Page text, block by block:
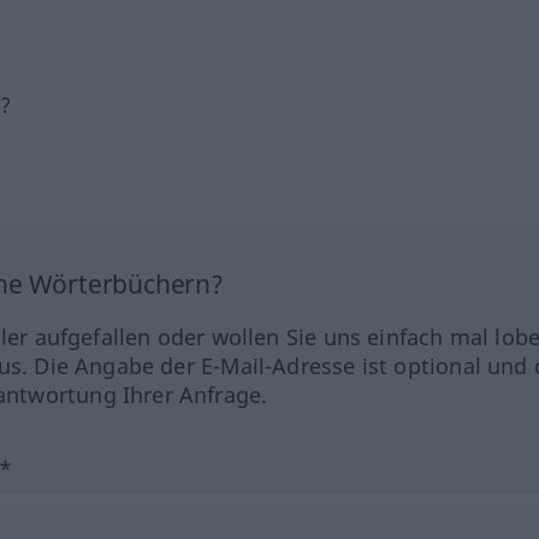
Wörterbüchern?
aufgefallen oder wollen Sie uns einfach mal
Die Angabe der E-Mail-Adresse ist optional und
Ihrer Anfrage.